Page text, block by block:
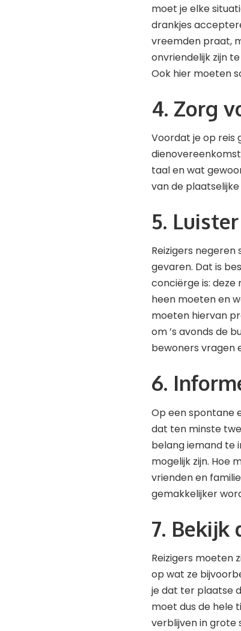
moet je elke
drankjes
vreemden praat,
onvriendelijk zijn
Ook hier moeten
4. Zorg
Voordat je op reis
taal en wat
van de
5.
Reizigers
gevaren. Dat is
conciërge is:
heen moeten en
moeten hiervan
om ’s avonds de
bewoners vragen
6.
Op een spontane
dat ten minste
belang iemand te
mogelijk zijn. Hoe
vrienden en
gemakkelijker
7. Bekijk
Reizigers moeten
op wat ze
je dat ter plaatse
moet dus de hele
verblijven in grote